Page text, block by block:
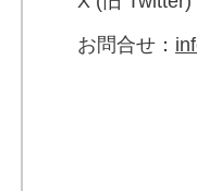
お問合せ：